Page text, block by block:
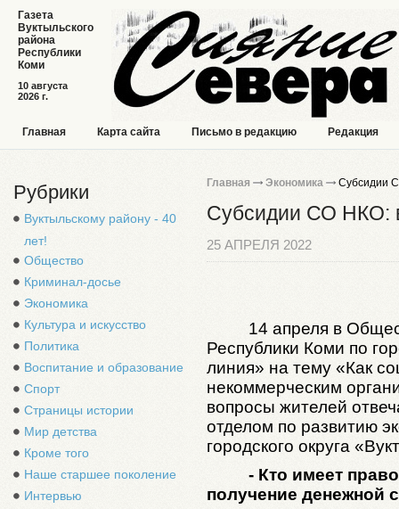
10 августа
2026 г.
Газета
Вуктыльского
района
Республики
Коми
Главная Карта сайта Письмо в редакцию Редакция
Рубрики
Вуктыльскому району - 40
лет!
Общество
Криминал-досье
Экономика
Культура и искусство
Политика
Воспитание и образование
Спорт
Страницы истории
Мир детства
Кроме того
Наше старшее поколение
Интервью
Главная Экономика Субсидии
Субсидии СО НКО:
25 АПРЕЛЯ 2022
14 апреля в
Республики Коми по
линия» на тему «Как
некоммерческим
вопросы жителей
отделом по развитию
городского округа
- Кто имеет
получение денежной